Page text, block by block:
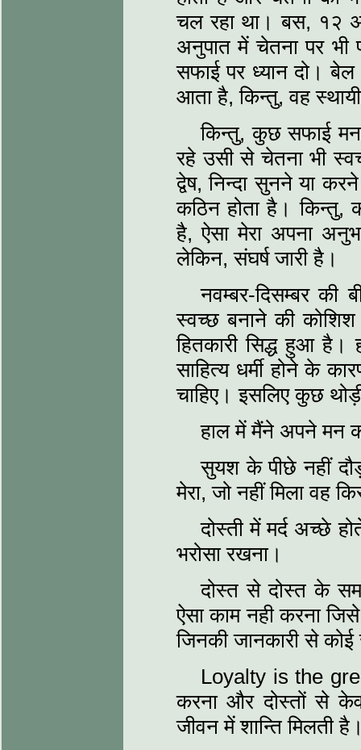
चल रहा था। बस, १२
अनुपात में चेतना पर भी
सफाई पर ध्‍यान दो।
आता है, किन्‍तु, वह
किन्‍तु, कुछ सफाई मन
रहे उसी से चेतना भी
द्वेष, निन्‍दा सुनने या
कठिन होता है।
है, ऐसा मेरा अपना
लेकिन, संघर्ष जारी है।
नवम्‍बर-दिसम्‍बर
स्‍वच्‍छ बनाने की
हितकारी सिद्ध हुआ
साहित्‍य धर्मी होने के
चाहिए। इसलिए कुछ
हाल में मैंने अपने मन
सुयश के पीछे नहीं
मेरा, जो नहीं मिला वह
दोस्‍ती में मर्द अच्‍छे
भरोसा रखना।
दोस्‍त से दोस्‍त के
ऐसा काम नही करना
जिनकी जानकारी से
Loyalty is the
करना और दोस्‍तों से
जीवन में शान्ति मिलती